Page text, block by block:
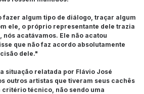
fazer algum tipo de diálogo, traçar algum
ele, o próprio representante dele trazia
nós acatávamos. Ele não acatou
que não faz acordo absolutamente
dele."
situação relatada por Flávio José
outros artistas que tiveram seus cachês
critério técnico, não sendo uma